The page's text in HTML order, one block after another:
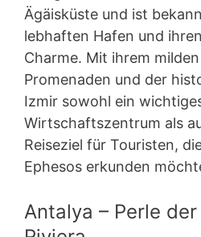
Ägäisküste und ist
lebhaften Hafen und
Charme. Mit ihrem
Promenaden und der
Izmir sowohl ein
Wirtschaftszentrum als
Reiseziel für Touristen,
Ephesos erkunden
Antalya – Perle